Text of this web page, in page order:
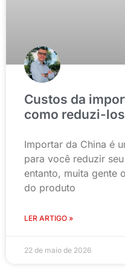
Custos da
como reduzi-
Importar da China é
para você reduzir
entanto, muita gente
do produto
LER ARTIGO »
22 de maio de 2026